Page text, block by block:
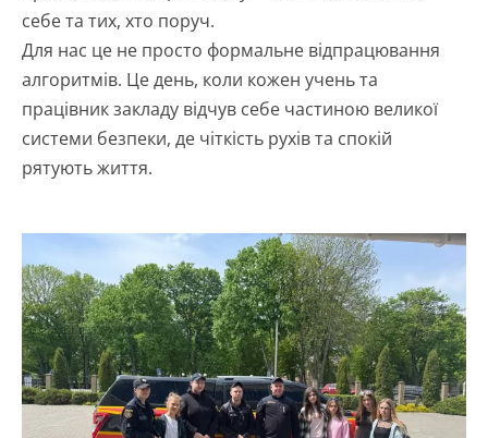
себе та тих, хто поруч.
Для нас це не просто формальне відпрацювання
алгоритмів. Це день, коли кожен учень та
працівник закладу відчув себе частиною великої
системи безпеки, де чіткість рухів та спокій
рятують життя.